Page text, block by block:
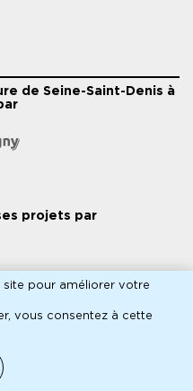
de Seine-Saint-Denis à
projets par
site pour améliorer votre
vous consentez à cette